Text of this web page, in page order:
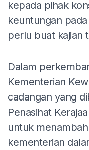
kepada pihak
keuntungan
perlu buat kajian
Dalam
Kementerian
cadangan yang
Penasihat
untuk
kementerian